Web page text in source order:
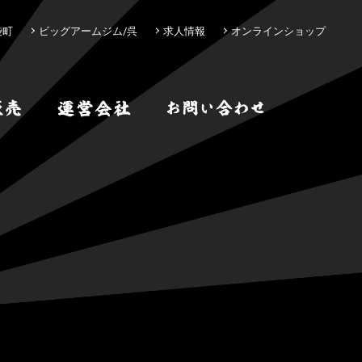
町 ビッグアームジム/呉 求人情報 オンラインショップ